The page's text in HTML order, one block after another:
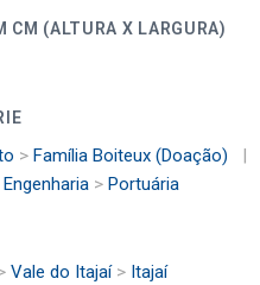
EM CM (ALTURA X LARGURA)
> Família Boiteux (Doação) |
> Portuária
Vale do Itajaí> Itajaí